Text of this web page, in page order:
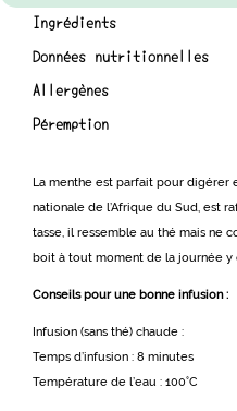
Ingrédients
Données nutritionnelles
Allergènes
Péremption
La menthe est parfait pour digérer
nationale de l’Afrique du Sud, est
tasse, il ressemble au thé mais ne
boit à tout moment de la journée y
Conseils pour une bonne infusion :
Infusion (sans thé) chaude :
Temps d’infusion : 8 minutes
Température de l’eau : 100°C